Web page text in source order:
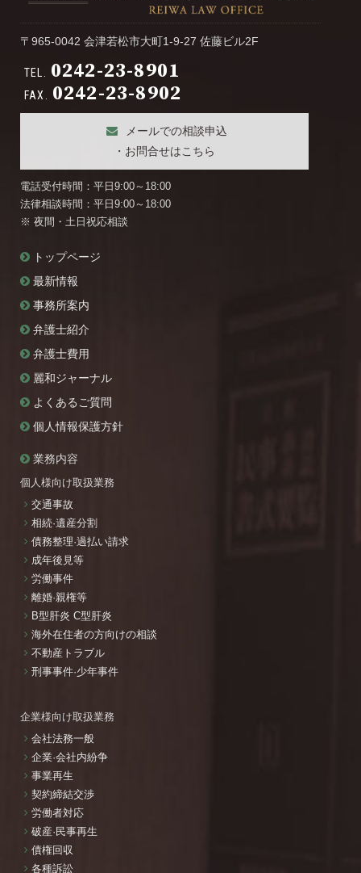
〒965-0042 会津若松市大町1-9-27 佐藤ビル2F
TEL. 0242-23-8901
FAX. 0242-23-8902
メールでの相談申込
・お問合せはこちら
電話受付時間：平日9:00～18:00
法律相談時間：平日9:00～18:00
※ 夜間・土日祝応相談
トップページ
最新情報
事務所案内
弁護士紹介
弁護士費用
麗和ジャーナル
よくあるご質問
個人情報保護方針
業務内容
個人様向け取扱業務
交通事故
相続·遺産分割
債務整理·過払い請求
成年後見等
労働事件
離婚·親権等
B型肝炎 C型肝炎
海外在住者の方向けの相談
不動産トラブル
刑事事件·少年事件
企業様向け取扱業務
会社法務一般
企業·会社内紛争
事業再生
契約締結交渉
労働者対応
破産·民事再生
債権回収
各種訴訟